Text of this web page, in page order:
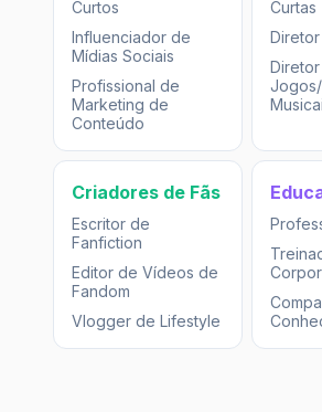
Influenciador de
Mídias Sociais
Profissional de
Marketing de
Conteúdo
Diretor
Jogos/
Criadores de Fãs
Escritor de
Fanfiction
Editor de Vídeos de
Fandom
Vlogger de Lifestyle